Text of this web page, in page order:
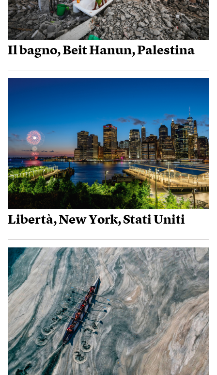
Il bagno, Beit Hanun, Palestina
Libertà, New York, Stati Uniti